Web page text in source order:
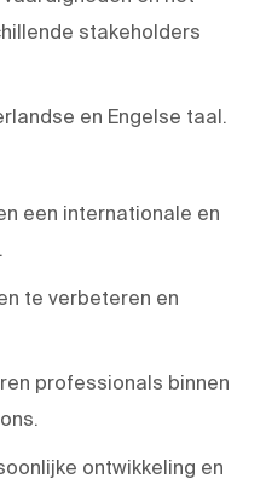
stakeholders
en Engelse taal.
een internationale en
te verbeteren en
professionals binnen
ontwikkeling en